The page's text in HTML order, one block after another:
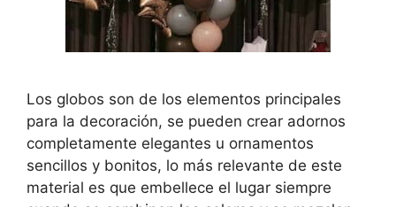
Los globos son de los elementos principales
para la decoración, se pueden crear adornos
completamente elegantes u ornamentos
sencillos y bonitos, lo más relevante de este
material es que embellece el lugar siempre